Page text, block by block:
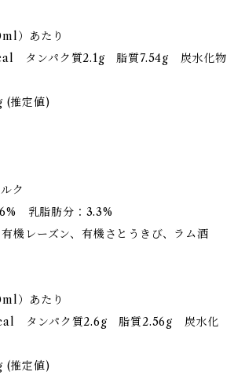
）あたり
タンパク質2.1g 脂質7.54g 炭水化物
(推定値)
ク
乳脂肪分：3.3%
機レーズン、有機さとうきび、ラム酒
）あたり
タンパク質2.6g 脂質2.56g 炭水化
(推定値)